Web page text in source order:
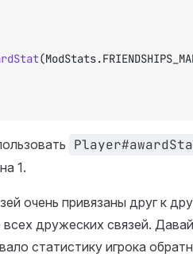
1.
очень привязаны друг к
дружеских связей.
статистику игрока